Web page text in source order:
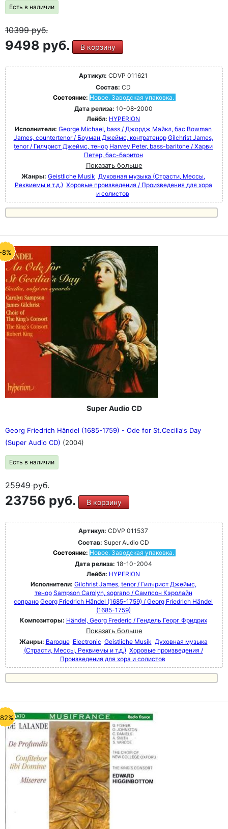
Есть в наличии
10399руб.
9498 руб. В корзину
Артикул: CDVP 011621
Состав: CD
Состояние: Новое. Заводская упаковка.
Дата релиза: 10-08-2000
Лейбл: HYPERION
Исполнители: George Michael, bass / Джордж Майкл, бас Bowman
James, countertenor / Боуман Джеймс, контратенор Gilchrist James,
tenor / Гилчрист Джеймс, тенор Harvey Peter, bass-baritone / Харви
Петер, бас-баритон
Показать больше
Жанры: Geistliche Musik Духовная музыка (Страсти, Мессы,
Реквиемы и т.д.) Хоровые произведения / Произведения для хора
и солистов
8%
Super Audio CD
Georg Friedrich Händel (1685-1759) - Ode for St.Cecilia's Day
(Super Audio CD) (2004)
Есть в наличии
25949руб.
23756 руб. В корзину
Артикул: CDVP 011537
Состав: Super Audio CD
Состояние: Новое. Заводская упаковка.
Дата релиза: 18-10-2004
Лейбл: HYPERION
Исполнители: Gilchrist James, tenor / Гилчрист Джеймс,
тенор Sampson Carolyn, soprano / Сампсон Кэролайн
сопрано Georg Friedrich Händel (1685-1759) / Georg Friedrich Händel
(1685-1759)
Композиторы: Händel, Georg Frederic / Гендель Георг Фридрих
Показать больше
Жанры: Baroque Electronic Geistliche Musik Духовная музыка
(Страсти, Мессы, Реквиемы и т.д.) Хоровые произведения /
Произведения для хора и солистов